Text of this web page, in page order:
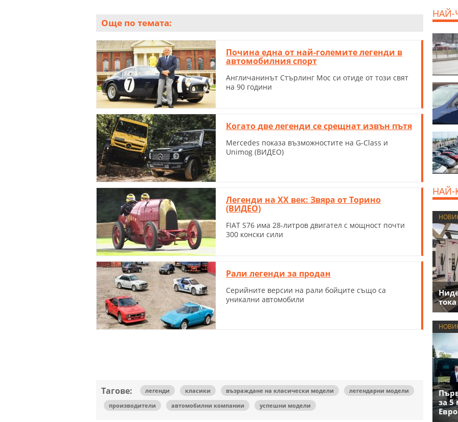
Още по темата:
Почина една от най-големите легенди в
автомобилния спорт
Англичанинът Стърлинг Мос си отиде от този свят
на 90 години
Когато две легенди се срещнат извън пътя
Mercedes показа възможностите на G-Class и
Unimog (ВИДЕО)
Легенди на XX век: Звяра от Торино
(ВИДЕО)
FIAT S76 има 28-литров двигател с мощност почти
300 конски сили
Рали легенди за продан
Серийните версии на рали бойците също са
уникални автомобили
Тагове: легенди класики възраждане на класически модели
легендарни модели
производители
автомобилни компании успешни модели
НАЙ-
НАЙ-
за 5